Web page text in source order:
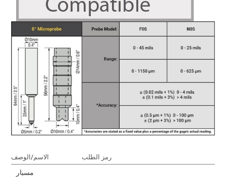
الاسم/الوصف رمز الطلب
مسبار